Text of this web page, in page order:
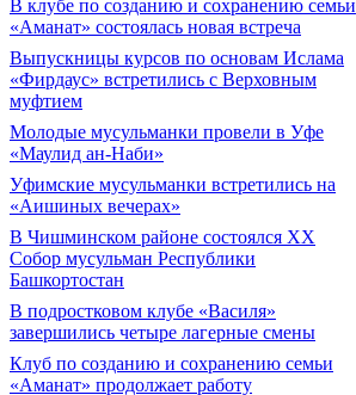
В клубе по созданию и сохранению семьи
«Аманат» состоялась новая встреча
Выпускницы курсов по основам Ислама
«Фирдаус» встретились с Верховным
муфтием
Молодые мусульманки провели в Уфе
«Маулид ан-Наби»
Уфимские мусульманки встретились на
«Аишиных вечерах»
В Чишминском районе состоялся XX
Собор мусульман Республики
Башкортостан
В подростковом клубе «Василя»
завершились четыре лагерные смены
Клуб по созданию и сохранению семьи
«Аманат» продолжает работу